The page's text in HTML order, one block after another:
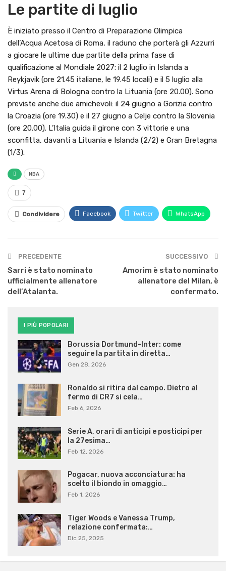
Le partite di luglio
È iniziato presso il Centro di Preparazione Olimpica
dell’Acqua Acetosa di Roma, il raduno che porterà gli Azzurri
a giocare le ultime due partite della prima fase di
qualificazione al Mondiale 2027: il 2 luglio in Islanda a
Reykjavik (ore 21.45 italiane, le 19.45 locali) e il 5 luglio alla
Virtus Arena di Bologna contro la Lituania (ore 20.00). Sono
previste anche due amichevoli: il 24 giugno a Gorizia contro
la Croazia (ore 19.30) e il 27 giugno a Celje contro la Slovenia
(ore 20.00). L’Italia guida il girone con 3 vittorie e una
sconfitta, davanti a Lituania e Islanda (2/2) e Gran Bretagna
(1/3).
NBA
7
Condividere Facebook Twitter WhatsApp
PRECEDENTE
Sarri è stato nominato
ufficialmente allenatore
dell’Atalanta.
SUCCESSIVO
Amorim è stato nominato
allenatore del Milan, è
confermato.
I PIÙ POPOLARI
Borussia Dortmund-Inter: come
seguire la partita in diretta…
Gen 28, 2026
Ronaldo si ritira dal campo. Dietro al
fermo di CR7 si cela…
Feb 6, 2026
Serie A, orari di anticipi e posticipi per
la 27esima…
Feb 12, 2026
Pogacar, nuova acconciatura: ha
scelto il biondo in omaggio…
Feb 1, 2026
Tiger Woods e Vanessa Trump,
relazione confermata:…
Dic 25, 2025